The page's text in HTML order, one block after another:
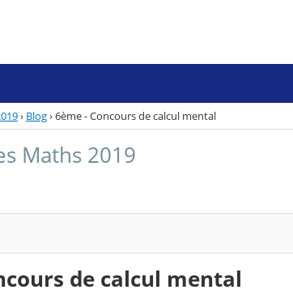
› Blog›6ème - Concours de calcul mental
Maths 2019
de calcul mental